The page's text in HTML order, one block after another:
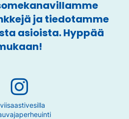
ja tiedotamme
asioista. Hyppää